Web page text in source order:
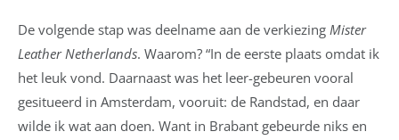
De volgende stap was deelname aan de verkiezing Mister
Leather Netherlands. Waarom? “In de eerste plaats omdat ik
het leuk vond. Daarnaast was het leer-gebeuren vooral
gesitueerd in Amsterdam, vooruit: de Randstad, en daar
wilde ik wat aan doen. Want in Brabant gebeurde niks en